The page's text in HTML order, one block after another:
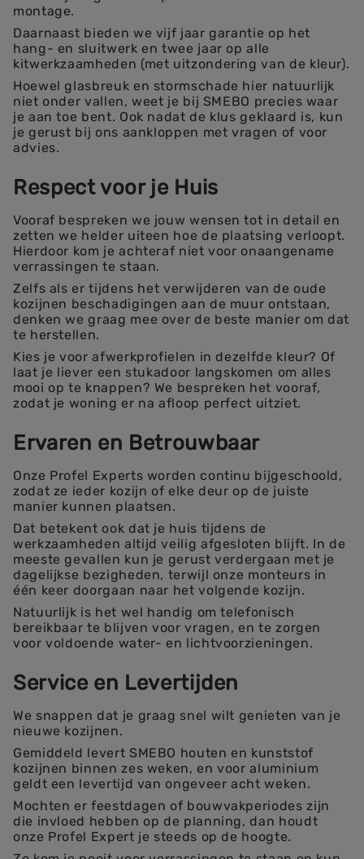
montage.
Daarnaast bieden we vijf jaar garantie op het
hang- en sluitwerk en twee jaar op alle
kitwerkzaamheden (met uitzondering van de kleur).
Hoewel glasbreuk en stormschade hier natuurlijk
niet onder vallen, weet je bij SMEBO precies waar
je aan toe bent. Ook nadat de klus geklaard is, kun
je gerust bij ons aankloppen met vragen of voor
advies.
Respect voor je Huis
Vooraf bespreken we jouw wensen tot in detail en
zetten we helder uiteen hoe de plaatsing verloopt.
Hierdoor kom je achteraf niet voor onaangename
verrassingen te staan.
Zelfs als er tijdens het verwijderen van de oude
kozijnen beschadigingen aan de muur ontstaan,
denken we graag mee over de beste manier om dat
te herstellen.
Kies je voor afwerkprofielen in dezelfde kleur? Of
laat je liever een stukadoor langskomen om alles
mooi op te knappen? We bespreken het vooraf,
zodat je woning er na afloop perfect uitziet.
Ervaren en Betrouwbaar
Onze Profel Experts worden continu bijgeschoold,
zodat ze ieder kozijn of elke deur op de juiste
manier kunnen plaatsen.
Dat betekent ook dat je huis tijdens de
werkzaamheden altijd veilig afgesloten blijft. In de
meeste gevallen kun je gerust verdergaan met je
dagelijkse bezigheden, terwijl onze monteurs in
één keer doorgaan naar het volgende kozijn.
Natuurlijk is het wel handig om telefonisch
bereikbaar te blijven voor vragen, en te zorgen
voor voldoende water- en lichtvoorzieningen.
Service en Levertijden
We snappen dat je graag snel wilt genieten van je
nieuwe kozijnen.
Gemiddeld levert SMEBO houten en kunststof
kozijnen binnen zes weken, en voor aluminium
geldt een levertijd van ongeveer acht weken.
Mochten er feestdagen of bouwvakperiodes zijn
die invloed hebben op de planning, dan houdt
onze Profel Expert je steeds op de hoogte.